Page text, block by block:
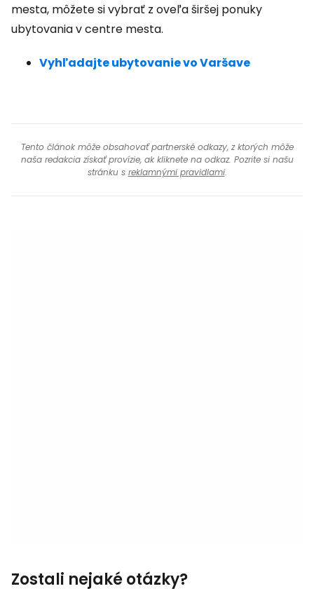
mesta, môžete si vybrať z oveľa širšej ponuky
ubytovania v centre mesta.
Vyhľadajte ubytovanie vo Varšave
Tento článok môže obsahovať partnerské odkazy, z ktorých môže
naša redakcia získať provízie, ak kliknete na odkaz. Pozrite si našu
stránku s reklamnými pravidlami.
Zostali nejaké otázky?